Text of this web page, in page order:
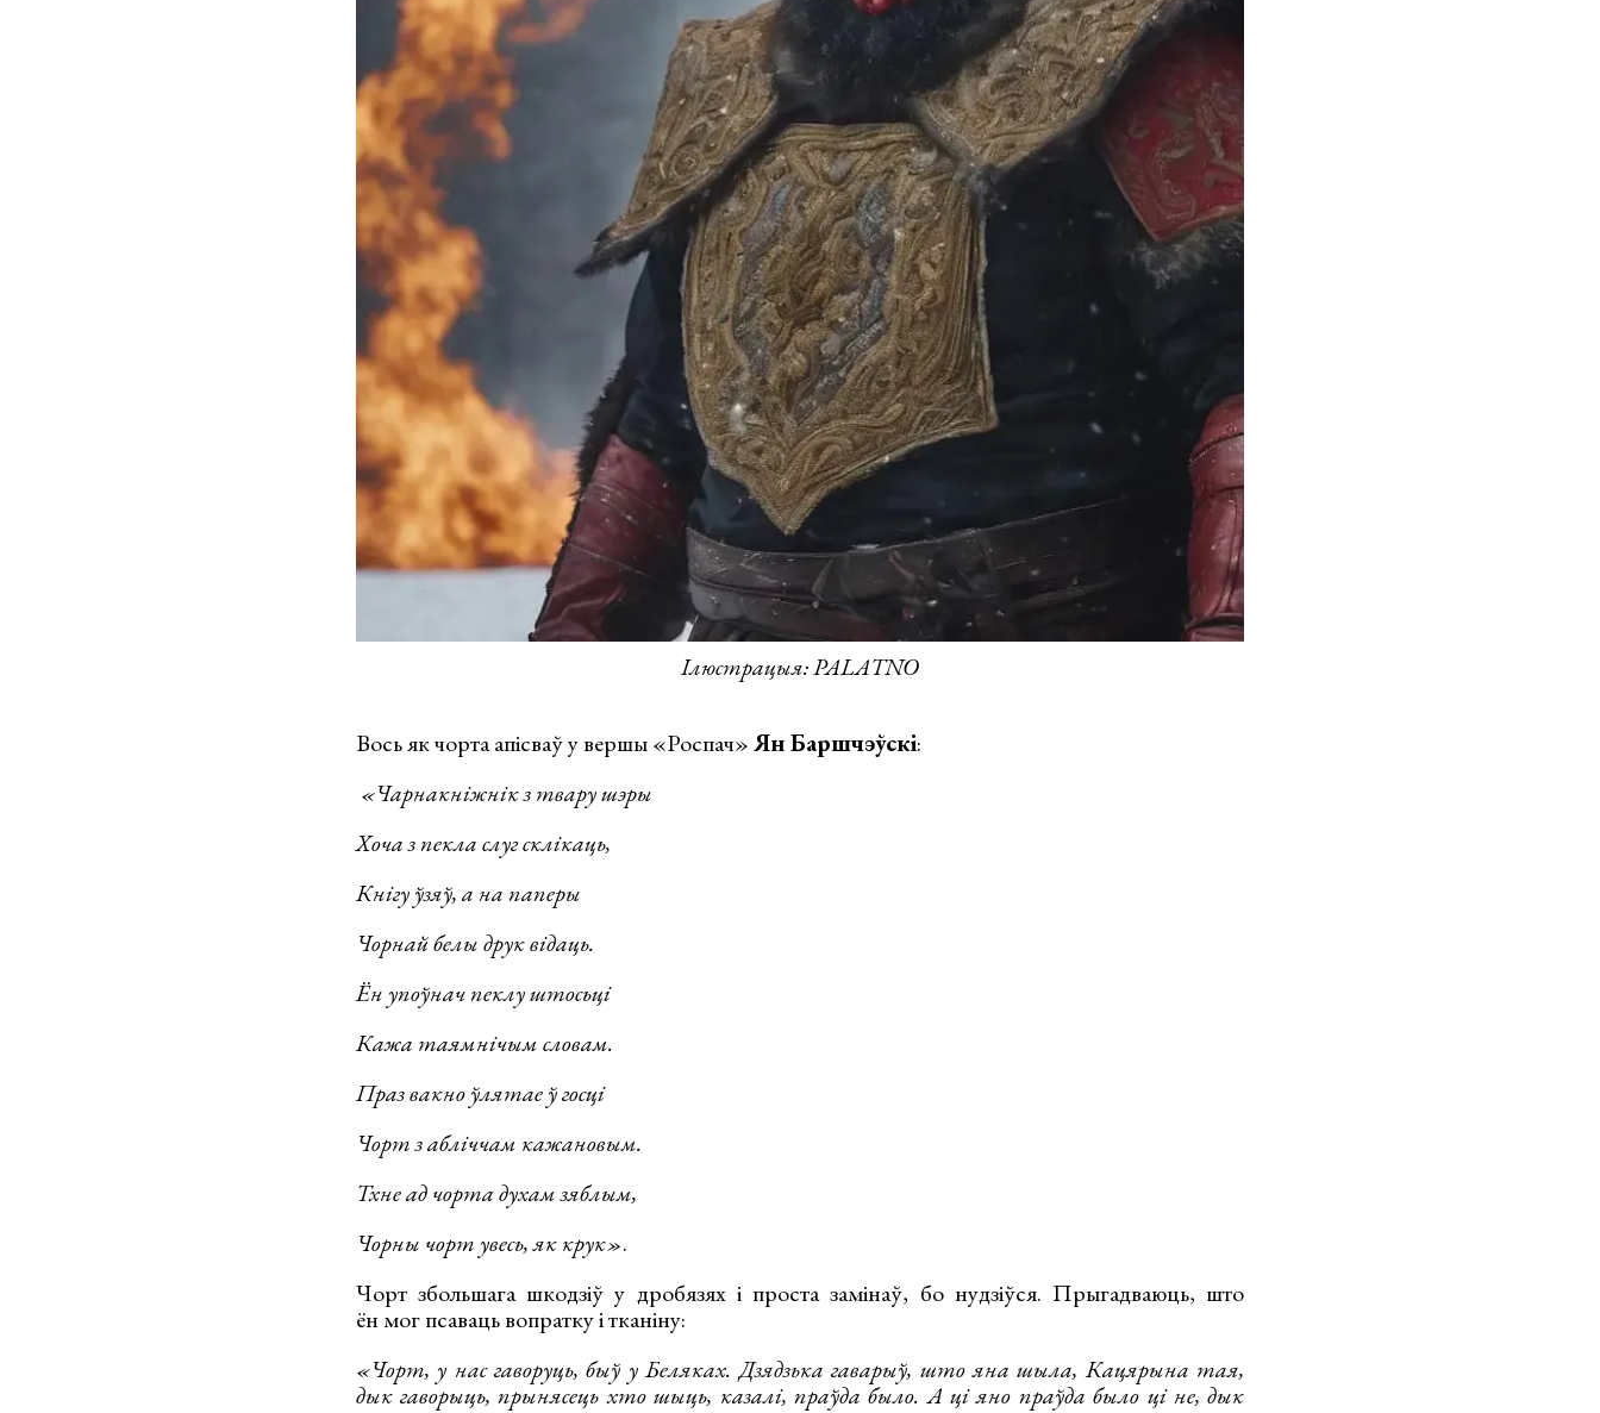
Ілюстрацыя: PALATNO
Вось як чорта апісваў у вершы «Роспач»Ян Баршчэўскі:
«Чарнакніжнік з твару шэры
Хоча з пекла слуг склікаць,
Кнігу ўзяў, а на паперы
Чорнай белы друк відаць.
Ён упоўнач пеклу штосьці
Кажа таямнічым словам.
Праз вакно ўлятае ў госці
Чорт з абліччам кажановым.
Тхне ад чорта духам зяблым,
Чорны чорт увесь, як крук».
Чорт збольшага шкодзіў у дробязях і проста замінаў, бо нудзіўся. Прыгадваюць, што
ён мог псаваць вопратку і тканіну:
«Чорт, у нас гаворуць, быў у Беляках. Дзядзька гаварыў, што яна шыла, Кацярына тая,
дык гаворыць, прынясець хто шыць, казалі, праўда было. А ці яно праўда было ці не, дык